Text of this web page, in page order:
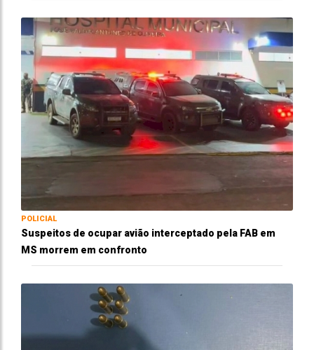
POLICIAL
Suspeitos de ocupar avião interceptado pela FAB em
MS morrem em confronto